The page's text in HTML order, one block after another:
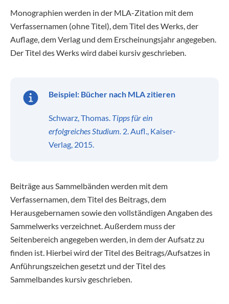
Monographien werden in der MLA-Zitation mit dem
Verfassernamen (ohne Titel), dem Titel des Werks, der
Auflage, dem Verlag und dem Erscheinungsjahr angegeben.
Der Titel des Werks wird dabei kursiv geschrieben.
Beispiel: Bücher nach MLA zitieren
Schwarz, Thomas. Tipps für ein
erfolgreiches Studium. 2. Aufl., Kaiser-
Verlag, 2015.
Beiträge aus Sammelbänden werden mit dem
Verfassernamen, dem Titel des Beitrags, dem
Herausgebernamen sowie den vollständigen Angaben des
Sammelwerks verzeichnet. Außerdem muss der
Seitenbereich angegeben werden, in dem der Aufsatz zu
finden ist. Hierbei wird der Titel des Beitrags/Aufsatzes in
Anführungszeichen gesetzt und der Titel des
Sammelbandes kursiv geschrieben.